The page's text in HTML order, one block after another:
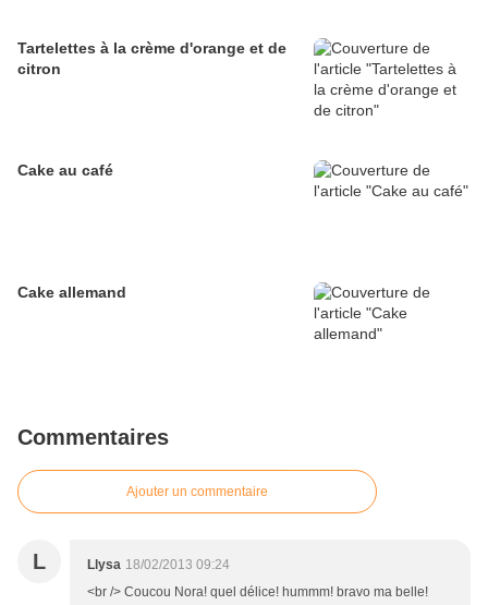
Tartelettes à la crème d'orange et de
citron
Cake au café
Cake allemand
Commentaires
Ajouter un commentaire
L Llysa 18/02/2013 09:24
<br /> Coucou Nora! quel délice! hummm! bravo ma belle!